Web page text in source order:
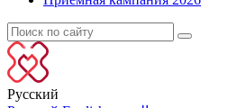
Русский